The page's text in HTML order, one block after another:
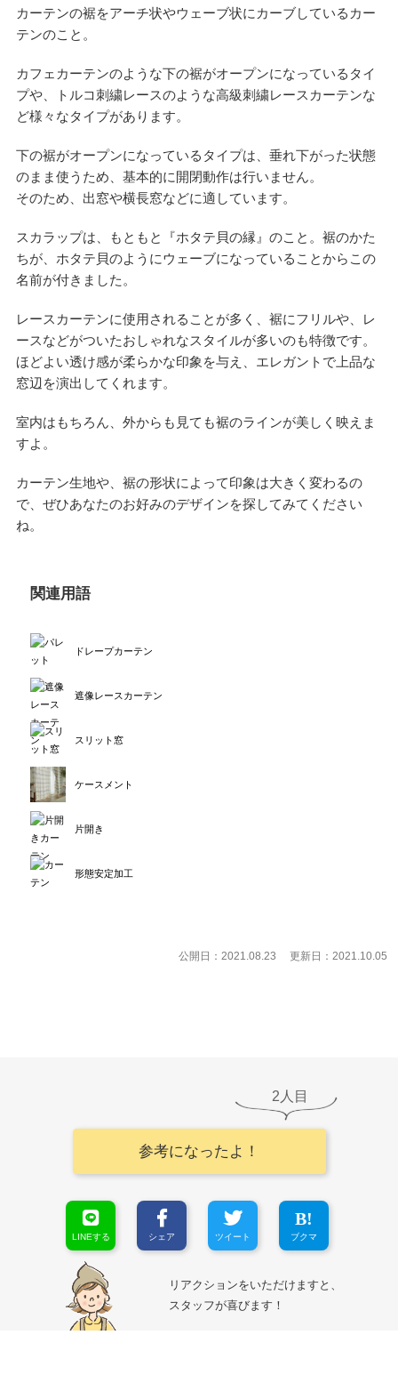
カーテンの裾をアーチ状やウェーブ状にカーブしているカー
テンのこと。
カフェカーテンのような下の裾がオープンになっているタイ
プや、トルコ刺繍レースのような高級刺繍レースカーテンな
ど様々なタイプがあります。
下の裾がオープンになっているタイプは、垂れ下がった状態
のまま使うため、基本的に開閉動作は行いません。
そのため、出窓や横長窓などに適しています。
スカラップは、もともと『ホタテ貝の縁』のこと。裾のかた
ちが、ホタテ貝のようにウェーブになっていることからこの
名前が付きました。
レースカーテンに使用されることが多く、裾にフリルや、レ
ースなどがついたおしゃれなスタイルが多いのも特徴です。
ほどよい透け感が柔らかな印象を与え、エレガントで上品な
窓辺を演出してくれます。
室内はもちろん、外からも見ても裾のラインが美しく映えま
すよ。
カーテン生地や、裾の形状によって印象は大きく変わるの
で、ぜひあなたのお好みのデザインを探してみてください
ね。
関連用語
ドレープカーテン
遮像レースカーテン
スリット窓
ケースメント
片開き
形態安定加工
公開日：2021.08.23 更新日：2021.10.05
参考になったよ！
2
LINEする シェア ツイート ブクマ
リアクションをいただけますと、
スタッフが喜びます！